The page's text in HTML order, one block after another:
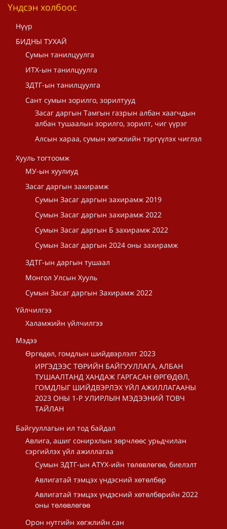
Үндсэн холбоос
Нүүр
БИДНЫ ТУХАЙ
Сумын танилцуулга
ИТХ-ын танилцуулга
ЗДТГ-ын танилцуулга
Сант сумын зорилго, зорилтууд
Засаг даргын Тамгын газрын албан хаагчдын
албан тушаалын зорилго, зорилт, чиг үүрэг
Алсын хараа, сумын хөгжлийн тэргүүлэх чиглэл
Хууль тогтоомж
МУ-ын хуулиуд
Засаг даргын захирамж
Сумын Засаг даргын захирамж 2019
Сумын Засаг даргын захирамж 2022
Сумын Засаг даргын Б захирамж 2022
Сумын Засаг даргын 2024 оны захирамж
ЗДТГ-ын даргын тушаал
Монгол Улсын Хууль
Сумын Засаг даргын Захирамж 2022
Үйлчилгээ
Халамжийн үйлчилгээ
Мэдээ
Өргөдөл, гомдлын шийдвэрлэлт 2023
ИРГЭДЭЭС ТӨРИЙН БАЙГУУЛЛАГА, АЛБАН
ТУШААЛТАНД ХАНДАЖ ГАРГАСАН ӨРГӨДӨЛ,
ГОМДЛЫГ ШИЙДВЭРЛЭХ ҮЙЛ АЖИЛЛАГААНЫ
2023 ОНЫ 1-Р УЛИРЛЫН МЭДЭЭНИЙ ТОВЧ
ТАЙЛАН
Байгууллагын ил тод байдал
Авлига, ашиг сонирхлын зөрчлөөс урьдчилан
сэргийлэх үйл ажиллагаа
Сумын ЗДТГ-ын АТҮХ-ийн төлөвлөгөө, биелэлт
Авлигатай тэмцэх үндэсний хөтөлбөр
Авлигатай тэмцэх үндэсний хөтөлбөрийн 2022
оны төлөвлөгөө
Орон нутгийн хөгжлийн сан